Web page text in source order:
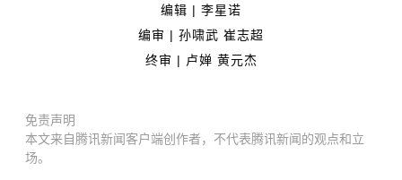
编辑 | 李星诺
编审 | 孙啸武 崔志超
终审 | 卢婵 黄元杰
免责声明
本文来自腾讯新闻客户端创作者，不代表腾讯新闻的观点和立
场。